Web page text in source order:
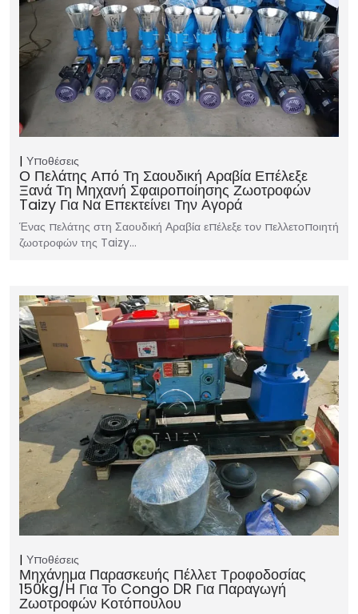
Υποθέσεις
Ο Πελάτης Από Τη Σαουδική Αραβία Επέλεξε
Ξανά Τη Μηχανή Σφαιροποίησης Ζωοτροφών
Taizy Για Να Επεκτείνει Την Αγορά
Ένας πελάτης στη Σαουδική Αραβία επέλεξε τον πελλετοποιητή
ζωοτροφών της Taizy…
Υποθέσεις
Μηχάνημα Παρασκευής Πέλλετ Τροφοδοσίας
150kg/h Για Το Congo DR Για Παραγωγή
Ζωοτροφών Κοτόπουλου